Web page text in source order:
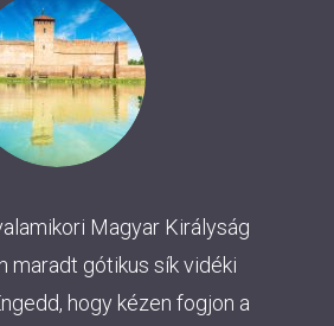
Magyar Királyság
maradt gótikus sík vidéki
hogy kézen fogjon a